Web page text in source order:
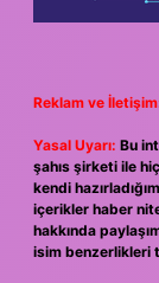
Reklam ve
Yasal Uyarı: Bu
şahıs şirketi ile
kendi
içerikler haber
hakkında
isim benzerlikleri